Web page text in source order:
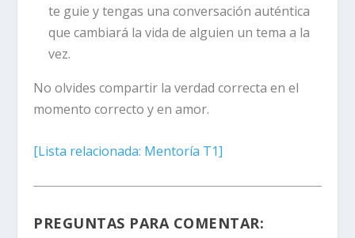
te guie y tengas una conversación auténtica
que cambiará la vida de alguien un tema a la
vez.
No olvides compartir la verdad correcta en el
momento correcto y en amor.
[Lista relacionada: Mentoría T1]
PREGUNTAS PARA COMENTAR: